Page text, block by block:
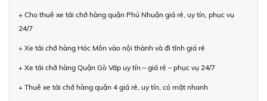
+ Cho thuê xe tải chở hàng quận Phú Nhuận giá rẻ, uy tín, phục vụ
24/7
+ Xe tải chở hàng Hóc Môn vào nội thành và đi tỉnh giá rẻ
+ Xe tải chở hàng Quận Gò Vấp uy tín – giá rẻ – phục vụ 24/7
+ Thuê xe tải chở hàng quận 4 giá rẻ, uy tín, có mặt nhanh